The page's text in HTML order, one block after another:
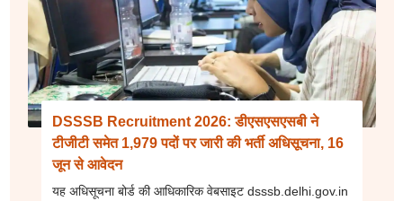
DSSSB Recruitment 2026: डीएसएसएसबी ने
टीजीटी समेत 1,979 पदों पर जारी की भर्ती अधिसूचना, 16
जून से आवेदन
यह अधिसूचना बोर्ड की आधिकारिक वेबसाइट dsssb.delhi.gov.in